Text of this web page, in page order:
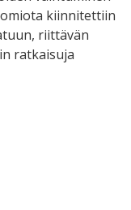
kiinnitettiin
riittävän
ratkaisuja